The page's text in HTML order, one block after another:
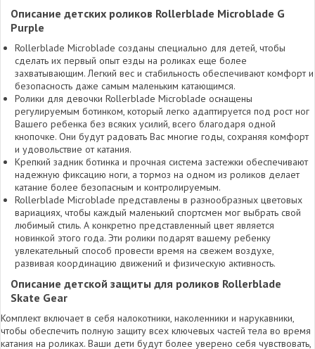
Описание детских роликов Rollerblade Microblade G
Purple
Rollerblade Microblade созданы специально для детей, чтобы
сделать их первый опыт езды на роликах еще более
захватывающим. Легкий вес и стабильность обеспечивают комфорт и
безопасность даже самым маленьким катающимся.
Ролики для девочки Rollerblade Microblade оснащены
регулируемым ботинком, который легко адаптируется под рост ног
Вашего ребенка без всяких усилий, всего благодаря одной
кнопочке. Они будут радовать Вас многие годы, сохраняя комфорт
и удовольствие от катания.
Крепкий задник ботинка и прочная система застежки обеспечивают
надежную фиксацию ноги, а тормоз на одном из роликов делает
катание более безопасным и контролируемым.
Rollerblade Microblade представлены в разнообразных цветовых
вариациях, чтобы каждый маленький спортсмен мог выбрать свой
любимый стиль. А конкретно представленный цвет является
новинкой этого года. Эти ролики подарят вашему ребенку
увлекательный способ провести время на свежем воздухе,
развивая координацию движений и физическую активность.
Описание детской защиты для роликов Rollerblade
Skate Gear
Комплект включает в себя налокотники, наколенники и нарукавники,
чтобы обеспечить полную защиту всех ключевых частей тела во время
катания на роликах. Ваши дети будут более уверено себя чувствовать,